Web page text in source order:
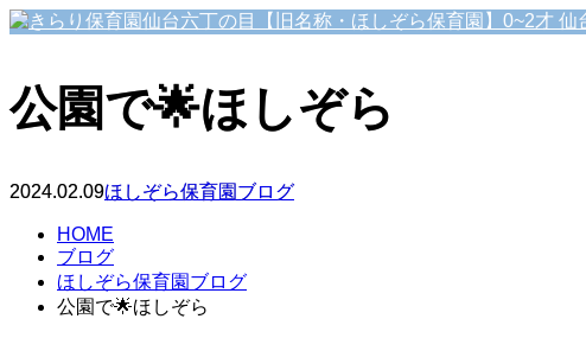
公園で🌟ほしぞら
2024.02.09ほしぞら保育園ブログ
HOME
ブログ
ほしぞら保育園ブログ
公園で🌟ほしぞら